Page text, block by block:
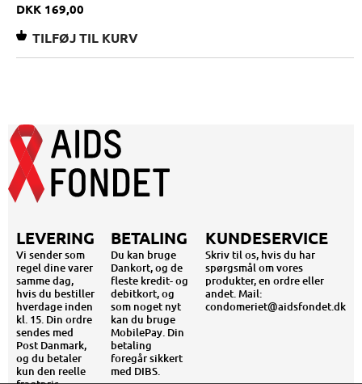
DKK 169,00
LEVERING
Vi sender som
regel dine varer
samme dag,
hvis du bestiller
hverdage inden
kl. 15. Din ordre
sendes med
Post Danmark,
og du betaler
kun den reelle
BETALING
Du kan bruge
Dankort, og de
fleste kredit- og
debitkort, og
som noget nyt
kan du bruge
MobilePay. Din
betaling
foregår sikkert
med DIBS.
KUNDESERVICE
Skriv til os, hvis du har
spørgsmål om vores
produkter, en ordre eller
andet. Mail:
condomeriet@aidsfondet.dk